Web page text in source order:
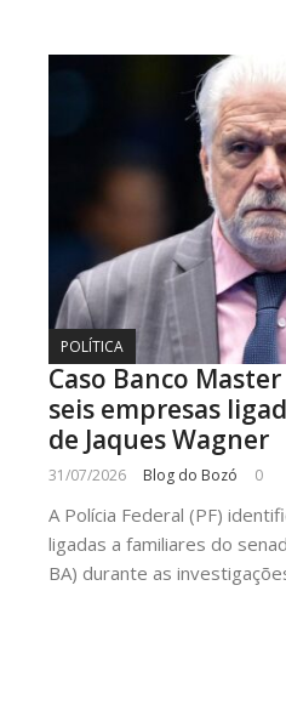
POLÍTICA
Caso Banco
seis empresas
de Jaques Wagner
31/07/2026 Blog do Bozó 0
A Polícia Federal (PF)
ligadas a familiares do
BA) durante as